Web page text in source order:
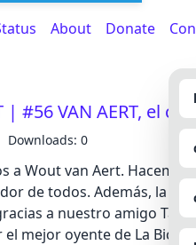
About Donate
| #56 VAN AERT, el
Downloads: 0
a Wout van Aert.
de todos. Además, la
a nuestro amigo Tato
mejor oyente de La